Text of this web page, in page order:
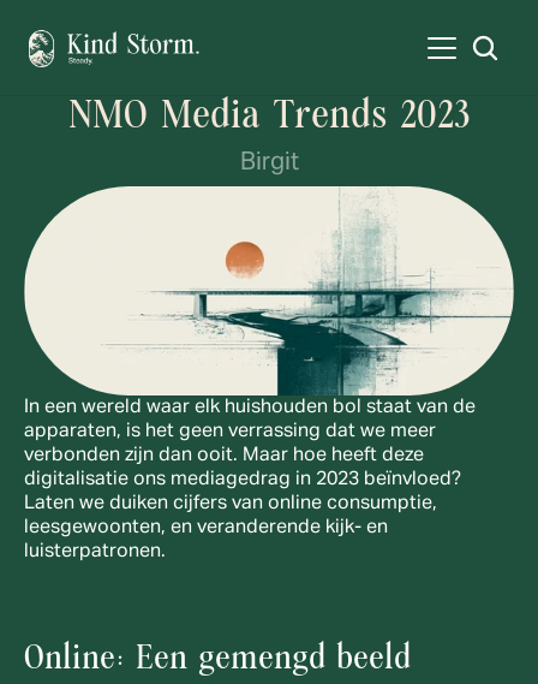
NMO Media Trends 2023
Birgit
In een wereld waar elk huishouden bol staat van de
apparaten, is het geen verrassing dat we meer
verbonden zijn dan ooit. Maar hoe heeft deze
digitalisatie ons mediagedrag in 2023 beïnvloed?
Laten we duiken cijfers van online consumptie,
leesgewoonten, en veranderende kijk- en
luisterpatronen.
Online: Een gemengd beeld